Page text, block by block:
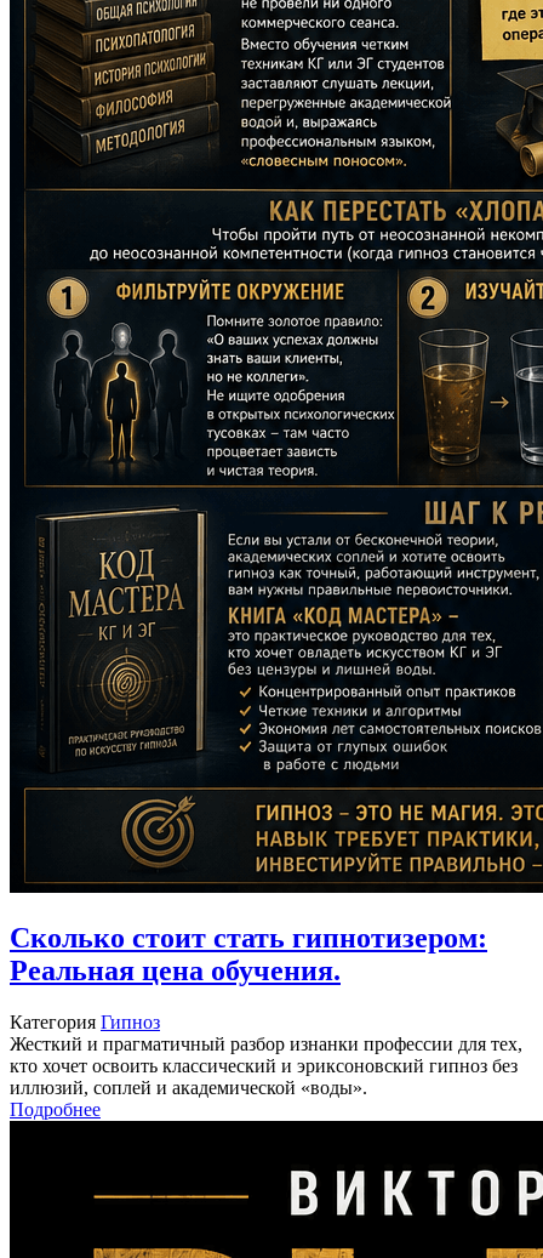
Сколько стоит стать гипнотизером:
Реальная цена обучения.
Категория Гипноз
Жесткий и прагматичный разбор изнанки профессии для тех,
кто хочет освоить классический и эриксоновский гипноз без
иллюзий, соплей и академической «воды».
Подробнее